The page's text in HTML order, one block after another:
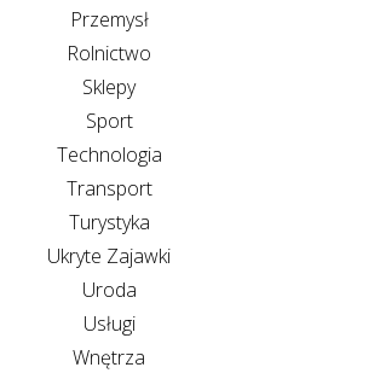
Przemysł
Rolnictwo
Sklepy
Sport
Technologia
Transport
Turystyka
Ukryte Zajawki
Uroda
Usługi
Wnętrza